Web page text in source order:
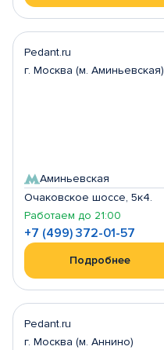
Pedant.ru
г. Москва (м. Аминьевская)
Аминьевская
Очаковское шоссе, 5к4.
Работаем до 21:00
+7 (499) 372-01-57
Подробнее
Pedant.ru
г. Москва (м. Аннино)